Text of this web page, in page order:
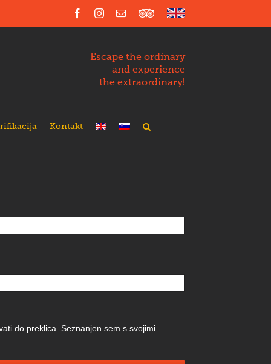
FacebookInstagram
Email
Trip
English
Escape the ordinary
and experience
the extraordinary!
Kontakt
do preklica. Seznanjen sem s svojimi